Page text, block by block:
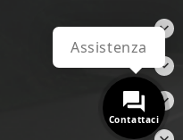



Contattaci
Assistenza